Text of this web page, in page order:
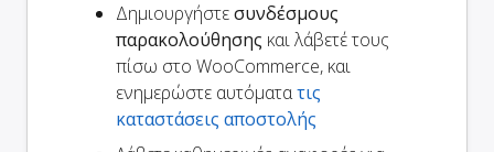
Δημιουργήστεσυνδέσμους
παρακολούθησης και λάβετέ τους
πίσω στο WooCommerce, και
ενημερώστε αυτόματατις
καταστάσεις αποστολής